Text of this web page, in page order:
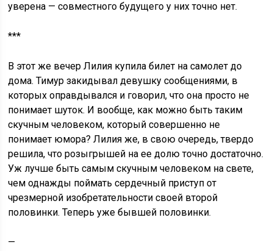
уверена — совместного будущего у них точно нет.
***
В этот же вечер Лилия купила билет на самолет до
дома. Тимур закидывал девушку сообщениями, в
которых оправдывался и говорил, что она просто не
понимает шуток. И вообще, как можно быть таким
скучным человеком, который совершенно не
понимает юмора? Лилия же, в свою очередь, твердо
решила, что розыгрышей на ее долю точно достаточно.
Уж лучше быть самым скучным человеком на свете,
чем однажды поймать сердечный приступ от
чрезмерной изобретательности своей второй
половинки. Теперь уже бывшей половинки.
—